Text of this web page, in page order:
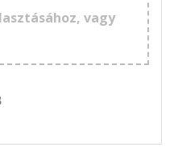
vagy